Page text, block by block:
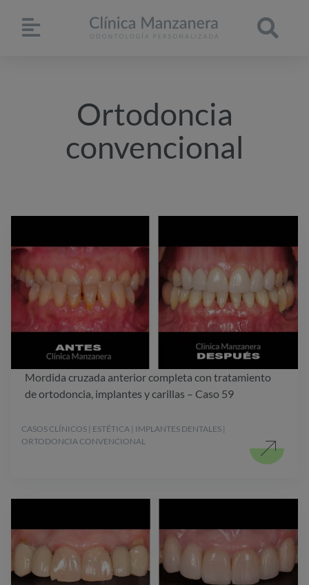
Ortodoncia
convencional
Mordida cruzada anterior completa con tratamiento
de ortodoncia, implantes y carillas – Caso 59
CASOS CLÍNICOS | ESTÉTICA | IMPLANTES DENTALES |
ORTODONCIA CONVENCIONAL